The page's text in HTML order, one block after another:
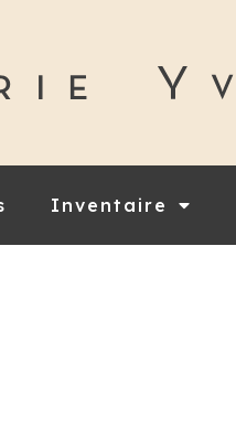
Inventaire